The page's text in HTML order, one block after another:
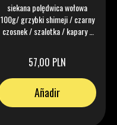
siekana polędwica wołowa
100g/ grzybki shimeji / czarny
czosnek / szalotka / kapary /
mayo
57,00 PLN
Añadir